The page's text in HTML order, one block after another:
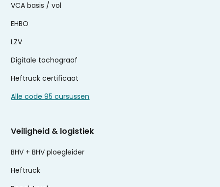
VCA basis / vol
EHBO
LZV
Digitale tachograaf
Heftruck certificaat
Alle code 95 cursussen
Veiligheid & logistiek
BHV + BHV ploegleider
Heftruck